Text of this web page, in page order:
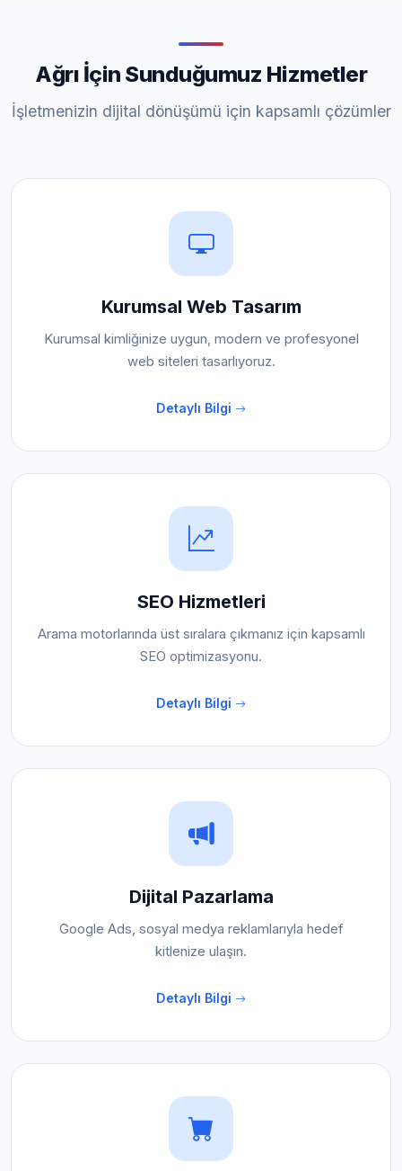
Ağrı İçin Sunduğumuz Hizmetler
İşletmenizin dijital dönüşümü için kapsamlı çözümler
Kurumsal Web Tasarım
Kurumsal kimliğinize uygun, modern ve profesyonel
web siteleri tasarlıyoruz.
Detaylı Bilgi
SEO Hizmetleri
Arama motorlarında üst sıralara çıkmanız için kapsamlı
SEO optimizasyonu.
Detaylı Bilgi
Dijital Pazarlama
Google Ads, sosyal medya reklamlarıyla hedef
kitlenize ulaşın.
Detaylı Bilgi